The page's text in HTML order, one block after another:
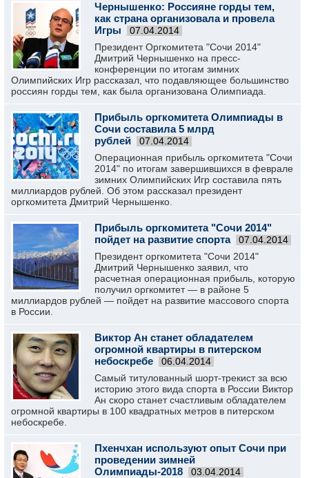
Чернышенко: Россияне горды тем,
как страна организовала и провела
Игры
07.04.2014
Президент Оргкомитета "Сочи 2014"
Дмитрий Чернышенко на пресс-
конференции по итогам зимних
Олимпийских Игр рассказал, что подавляющее большинство
россиян горды тем, как была организована Олимпиада.
Прибыль оргкомитета Олимпиады в
Сочи составила 5 млрд
рублей
07.04.2014
Операционная прибыль оргкомитета "Сочи
2014" по итогам завершившихся в феврале
зимних Олимпийских Игр составила пять
миллиардов рублей. Об этом рассказал президент
оргкомитета Дмитрий Чернышенко.
Прибыль оргкомитета "Сочи 2014"
пойдет на развитие спорта
07.04.2014
Президент оргкомитета "Сочи 2014"
Дмитрий Чернышенко заявил, что
расчетная операционная прибыль, которую
получил оргкомитет — в районе 5
миллиардов рублей — пойдет на развитие массового спорта
в России.
Виктор Ан станет обладателем
огромной квартиры в питерском
небоскребе
06.04.2014
Самый титулованный шорт-трекист за всю
историю этого вида спорта в России Виктор
Ан скоро станет счастливым обладателем
огромной квартиры в 100 квадратных метров в питерском
небоскребе.
Пхенчхан используют опыт Сочи при
проведении зимней
Олимпиады-2018
03.04.2014